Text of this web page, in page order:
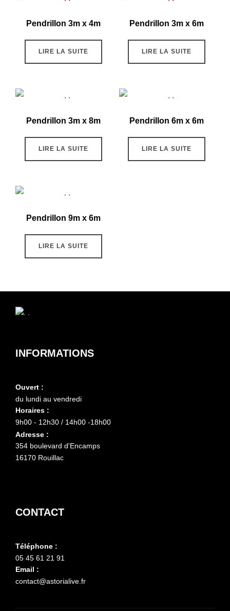
Pendrillon 3m x 4m
LIRE LA SUITE
Pendrillon 3m x 6m
LIRE LA SUITE
Pendrillon 3m x 8m
LIRE LA SUITE
Pendrillon 6m x 6m
LIRE LA SUITE
Pendrillon 9m x 6m
LIRE LA SUITE
INFORMATIONS
Ouvert :
du lundi au vendredi
Horaires :
9h00 - 12h30 / 14h00 -18h00
Adresse :
354 boulevard d'Encamps
16170 Rouillac
CONTACT
Téléphone :
05 45 61 21 91
Email :
contact@astorialive.fr